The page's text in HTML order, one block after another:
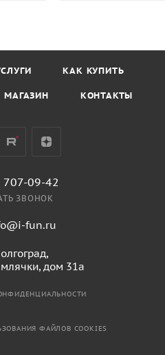
КАК КУПИТЬ
МАГАЗИН КОНТАКТЫ
707-09-42
ЗВОНОК
fun.ru
дом 31а
ФАЙЛОВ COOKIES